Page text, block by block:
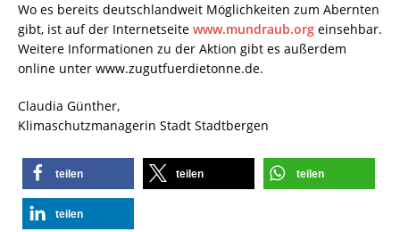
Wo es bereits deutschlandweit Möglichkeiten zum Abernten
gibt, ist auf der Internetseite www.mundraub.org einsehbar.
Weitere Informationen zu der Aktion gibt es außerdem
online unter www.zugutfuerdietonne.de.
Claudia Günther,
Klimaschutzmanagerin Stadt Stadtbergen
teilen teilen teilen
teilen